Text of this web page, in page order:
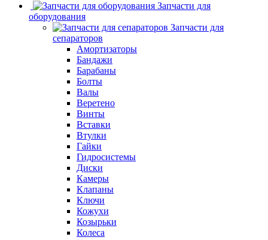
Запчасти для
оборудования
Запчасти для
сепараторов
Амортизаторы
Бандажи
Барабаны
Болты
Валы
Веретено
Винты
Вставки
Втулки
Гайки
Гидросистемы
Диски
Камеры
Клапаны
Ключи
Кожухи
Козырьки
Колеса